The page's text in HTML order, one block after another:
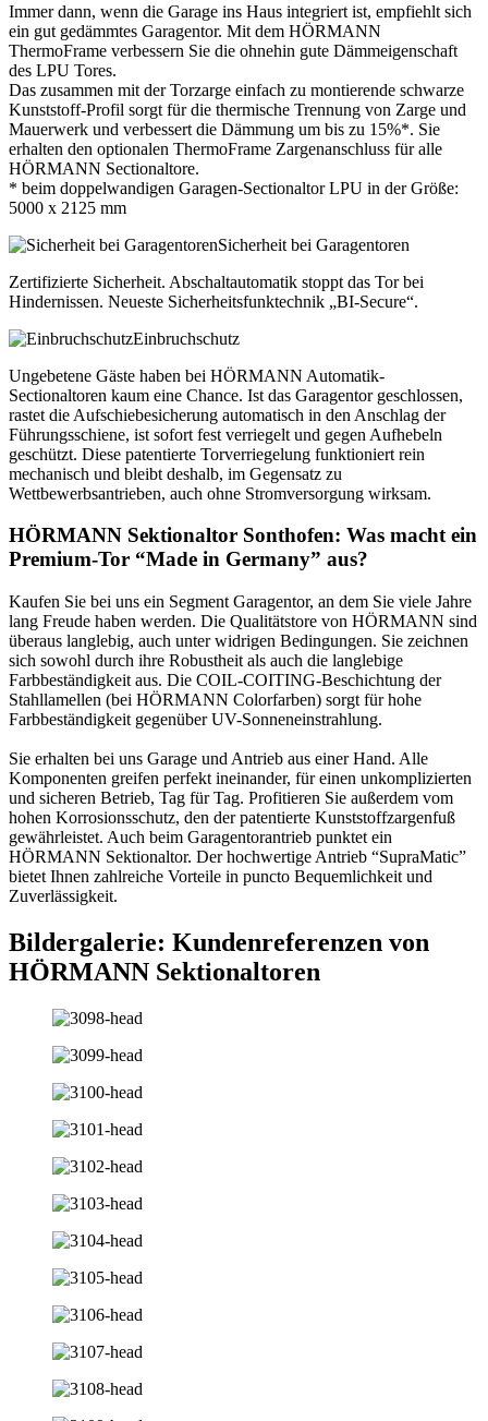
Immer dann, wenn die Garage ins Haus integriert ist, empfiehlt sich
ein gut gedämmtes Garagentor. Mit dem HÖRMANN
ThermoFrame verbessern Sie die ohnehin gute Dämmeigenschaft
des LPU Tores.
Das zusammen mit der Torzarge einfach zu montierende schwarze
Kunststoff-Profil sorgt für die thermische Trennung von Zarge und
Mauerwerk und verbessert die Dämmung um bis zu 15%*. Sie
erhalten den optionalen ThermoFrame Zargenanschluss für alle
HÖRMANN Sectionaltore.
* beim doppelwandigen Garagen-Sectionaltor LPU in der Größe:
5000 x 2125 mm
Sicherheit bei Garagentoren
Zertifizierte Sicherheit. Abschaltautomatik stoppt das Tor bei
Hindernissen. Neueste Sicherheitsfunktechnik „BI-Secure“.
Einbruchschutz
Ungebetene Gäste haben bei HÖRMANN Automatik-
Sectionaltoren kaum eine Chance. Ist das Garagentor geschlossen,
rastet die Aufschiebesicherung automatisch in den Anschlag der
Führungsschiene, ist sofort fest verriegelt und gegen Aufhebeln
geschützt. Diese patentierte Torverriegelung funktioniert rein
mechanisch und bleibt deshalb, im Gegensatz zu
Wettbewerbsantrieben, auch ohne Stromversorgung wirksam.
HÖRMANN Sektionaltor Sonthofen: Was macht ein
Premium-Tor “Made in Germany” aus?
Kaufen Sie bei uns ein Segment Garagentor, an dem Sie viele Jahre
lang Freude haben werden. Die Qualitätstore von HÖRMANN sind
überaus langlebig, auch unter widrigen Bedingungen. Sie zeichnen
sich sowohl durch ihre Robustheit als auch die langlebige
Farbbeständigkeit aus. Die COIL-COITING-Beschichtung der
Stahllamellen (bei HÖRMANN Colorfarben) sorgt für hohe
Farbbeständigkeit gegenüber UV-Sonneneinstrahlung.
Sie erhalten bei uns Garage und Antrieb aus einer Hand. Alle
Komponenten greifen perfekt ineinander, für einen unkomplizierten
und sicheren Betrieb, Tag für Tag. Profitieren Sie außerdem vom
hohen Korrosionsschutz, den der patentierte Kunststoffzargenfuß
gewährleistet. Auch beim Garagentorantrieb punktet ein
HÖRMANN Sektionaltor. Der hochwertige Antrieb “SupraMatic”
bietet Ihnen zahlreiche Vorteile in puncto Bequemlichkeit und
Zuverlässigkeit.
Bildergalerie: Kundenreferenzen von
HÖRMANN Sektionaltoren